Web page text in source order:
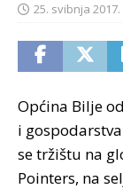
25. svibnja 2017.
Općina Bilje
i
se tržištu na
Pointers, na